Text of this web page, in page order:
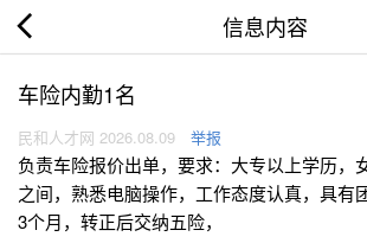
信息内容
车险内勤1名
民和人才网 2026.08.09 举报
负责车险报价出单，要求：大专以上学历，
之间，熟悉电脑操作，工作态度认真，具有
3个月，转正后交纳五险，